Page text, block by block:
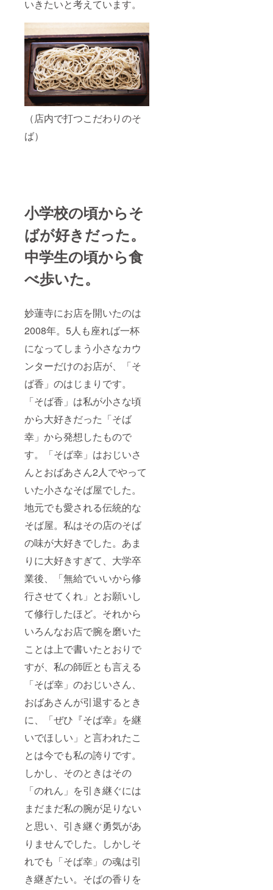
いきたいと考えています。
（店内で打つこだわりのそ
ば）
小学校の頃からそ
ばが好きだった。
中学生の頃から食
べ歩いた。
妙蓮寺にお店を開いたのは
2008年。5人も座れば一杯
になってしまう小さなカウ
ンターだけのお店が、「そ
ば香」のはじまりです。
「そば香」は私が小さな頃
から大好きだった「そば
幸」から発想したもので
す。「そば幸」はおじいさ
んとおばあさん2人でやって
いた小さなそば屋でした。
地元でも愛される伝統的な
そば屋。私はその店のそば
の味が大好きでした。あま
りに大好きすぎて、大学卒
業後、「無給でいいから修
行させてくれ」とお願いし
て修行したほど。それから
いろんなお店で腕を磨いた
ことは上で書いたとおりで
すが、私の師匠とも言える
「そば幸」のおじいさん、
おばあさんが引退するとき
に、「ぜひ『そば幸』を継
いでほしい」と言われたこ
とは今でも私の誇りです。
しかし、そのときはその
「のれん」を引き継ぐには
まだまだ私の腕が足りない
と思い、引き継ぐ勇気があ
りませんでした。しかしそ
れでも「そば幸」の魂は引
き継ぎたい。そばの香りを